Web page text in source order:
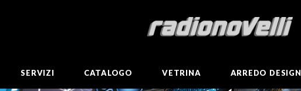
SERVIZI CATALOGO VETRINA ARREDO DESIGN